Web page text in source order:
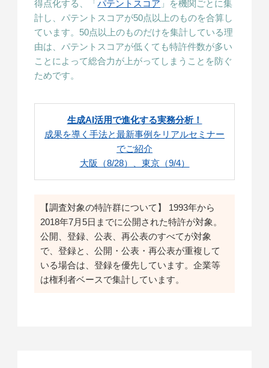
得点化する、「パテントスコア 」を機関ごとに集
計し、パテントスコアが50点以上のものを合算し
ています。50点以上のものだけを集計している理
由は、パテントスコアが低くても特許件数が多い
ことによって総合力が上がってしまうことを防ぐ
ためです。
生成AI活用で進化する実務分析！
成果を導く手法と最新事例をリアルセミナー
でご紹介
大阪（8/28）、東京（9/4）
【調査対象の特許群について】 1993年から
2018年7月5日までに公開された特許が対象。
公開、登録、公表、再公表のすべてが対象
で、登録と、公開・公表・再公表が重複して
いる場合は、登録を優先しています。企業等
は権利者ベースで集計しています。